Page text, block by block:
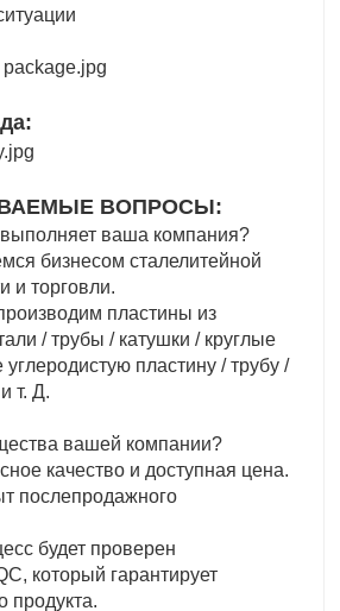
ВОПРОСЫ:
ваша компания?
бизнесом сталелитейной
и торговли.
пластины из
/ трубы / катушки / круглые
пластину / трубу /
т. Д.
вашей компании?
качество и доступная цена.
послепродажного
будет проверен
который гарантирует
продукта.